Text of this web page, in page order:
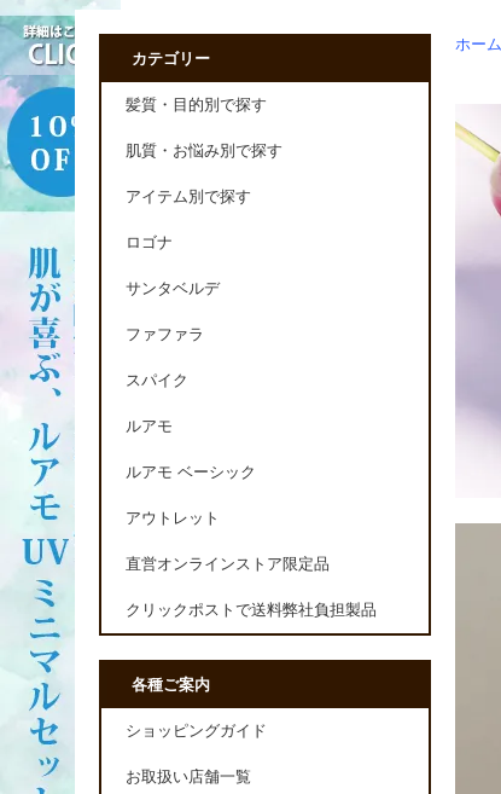
ホーム
カテゴリー
髪質・目的別で探す
肌質・お悩み別で探す
アイテム別で探す
ロゴナ
サンタベルデ
ファファラ
スパイク
ルアモ
ルアモ ベーシック
アウトレット
直営オンラインストア限定品
クリックポストで送料弊社負担製品
各種ご案内
ショッピングガイド
お取扱い店舗一覧